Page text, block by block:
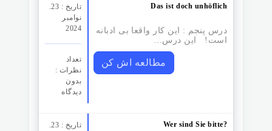
تاریخ : 23.
نوامبر
2024
تعداد
نظرات‌ :
بدون
دیدگاه
Das ist doch unhöflich
درس پنجم : این کار واقعا بی ادبانه
است! این درس…
مطالعه اش کن
تاریخ : 23.
Wer sind Sie bitte?